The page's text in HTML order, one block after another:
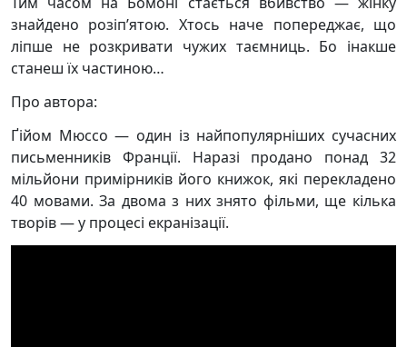
знайдено розіп’ятою. Хтось наче попереджає, що
ліпше не розкривати чужих таємниць. Бо інакше
станеш їх частиною…
Про автора:
Ґійом Мюссо — один із найпопулярніших сучасних
письменників Франції. Наразі продано понад 32
мільйони примірників його книжок, які перекладено
40 мовами. За двома з них знято фільми, ще кілька
творів — у процесі екранізації.